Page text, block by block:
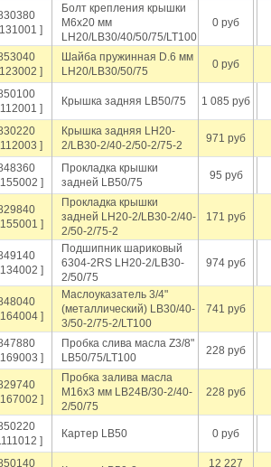
]
Болт крепления крышки
М6х20 мм
LH20/LB30/40/50/75/LT100
0 руб
]
Шайба пружинная D.6 мм
LH20/LB30/50/75
0 руб
]
Крышка задняя LB50/75 1 085 руб
]
Крышка задняя LH20-
2/LB30-2/40-2/50-2/75-2
971 руб
]
Прокладка крышки
задней LB50/75
95 руб
]
Прокладка крышки
задней LH20-2/LB30-2/40-
2/50-2/75-2
171 руб
]
Подшипник шариковый
6304-2RS LH20-2/LB30-
2/50/75
974 руб
]
Маслоуказатель 3/4"
(металлический) LB30/40-
3/50-2/75-2/LT100
741 руб
]
Пробка слива масла Z3/8"
LB50/75/LT100
228 руб
]
Пробка залива масла
M16х3 мм LB24B/30-2/40-
2/50/75
228 руб
]
Картер LB50 0 руб
12 227